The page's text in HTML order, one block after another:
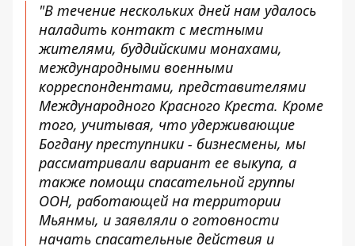
"В течение нескольких дней нам удалось
наладить контакт с местными
жителями, буддийскими монахами,
международными военными
корреспондентами, представителями
Международного Красного Креста. Кроме
того, учитывая, что удерживающие
Богдану преступники - бизнесмены, мы
рассматривали вариант ее выкупа, а
также помощи спасательной группы
ООН, работающей на территории
Мьянмы, и заявляли о готовности
начать спасательные действия и